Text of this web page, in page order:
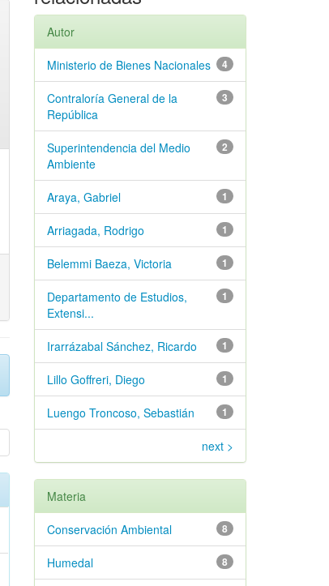
Autor
4
Ministerio de Bienes Nacionales
3
Contraloría General de la
República
2
Superintendencia del Medio
Ambiente
1
Araya, Gabriel
1
Arriagada, Rodrigo
1
Belemmi Baeza, Victoria
1
Departamento de Estudios,
Extensi...
1
Irarrázabal Sánchez, Ricardo
1
Lillo Goffreri, Diego
1
Luengo Troncoso, Sebastián
next >
Materia
8
Conservación Ambiental
8
Humedal